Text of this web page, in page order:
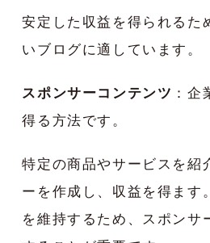
安定した収益を得られるた
いブログに適しています。
スポンサーコンテンツ ：企
得る方法です。
特定の商品やサービスを紹
ーを作成し、収益を得ます
を維持するため、スポンサ